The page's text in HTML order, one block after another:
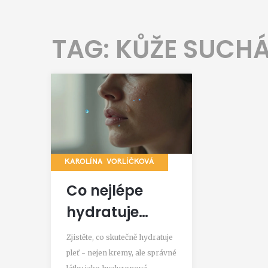
TAG: KŮŽE
KAROLÍNA VORLÍČKOVÁ
Co nejlépe
hydratuje
pleť?
Nejúčinnější
Zjistěte, co skutečně hydratuje
pleť - nejen kremy, ale správné